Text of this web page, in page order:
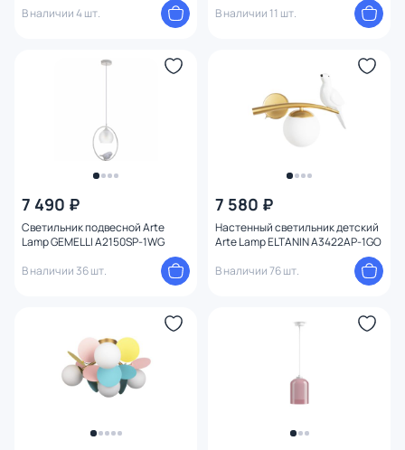
В наличии 4 шт.
В наличии 11 шт.
7 490 ₽
Светильник подвесной Arte
Lamp GEMELLI A2150SP-1WG
В наличии 36 шт.
7 580 ₽
Настенный светильник детский
Arte Lamp ELTANIN A3422AP-1GO
В наличии 76 шт.